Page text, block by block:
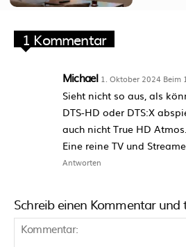
1 Kommentar
Michael 1. Oktober 2024 Beim
Sieht nicht so aus, als
DTS-HD oder DTS:X
auch nicht True HD Atmos.
Eine reine TV und
Antworten
Schreib einen Kommentar und